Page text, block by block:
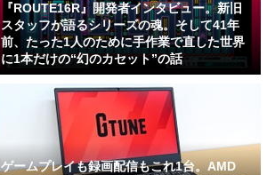
『ROUTE16R』開発者インタビュー。新旧
スタッフが語るシリーズの魂。そして41年
前、たった1人のために手作業で直した世界
に1本だけの“幻のカセット”の話
ゲームプレイも録画配信もこれ1台。AMD